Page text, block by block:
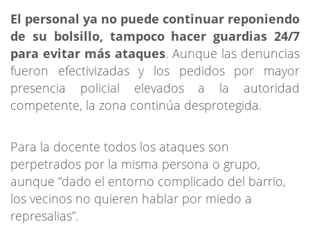
El personal ya no puede continuar reponiendo
de su bolsillo, tampoco hacer guardias 24/7
para evitar más ataques. Aunque las denuncias
fueron efectivizadas y los pedidos por mayor
presencia policial elevados a la autoridad
competente, la zona continúa desprotegida.
Para la docente todos los ataques son
perpetrados por la misma persona o grupo,
aunque “dado el entorno complicado del barrio,
los vecinos no quieren hablar por miedo a
represalias”.